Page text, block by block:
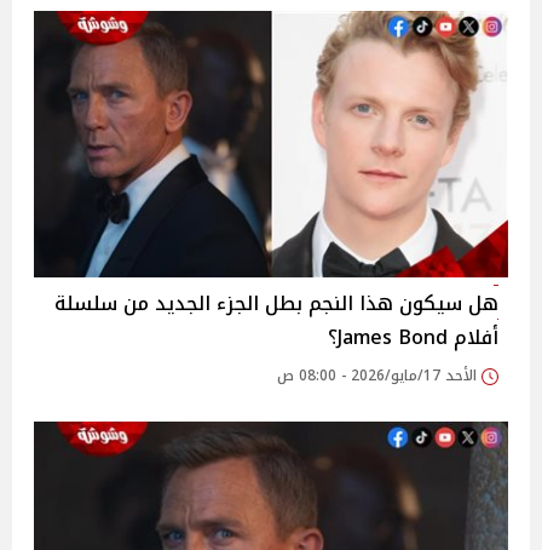
هل سيكون هذا النجم بطل الجزء الجديد من سلسلة
أفلام James Bond؟
الأحد 17/مايو/2026 - 08:00 ص